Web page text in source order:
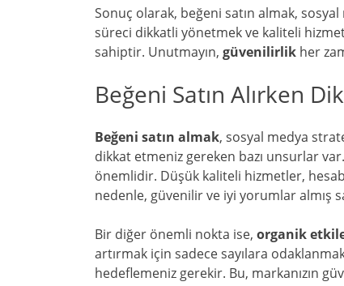
Sonuç olarak, beğeni satın almak,
süreci dikkatli yönetmek ve kaliteli hizmet
sahiptir. Unutmayın, güvenilirlik her
Beğeni Satın Alırken
Beğeni satın almak, sosyal medya
dikkat etmeniz gereken bazı unsurlar
önemlidir. Düşük kaliteli hizmetler,
nedenle, güvenilir ve iyi yorumlar almış
Bir diğer önemli nokta ise, organik
artırmak için sadece sayılara
hedeflemeniz gerekir. Bu, markanızın